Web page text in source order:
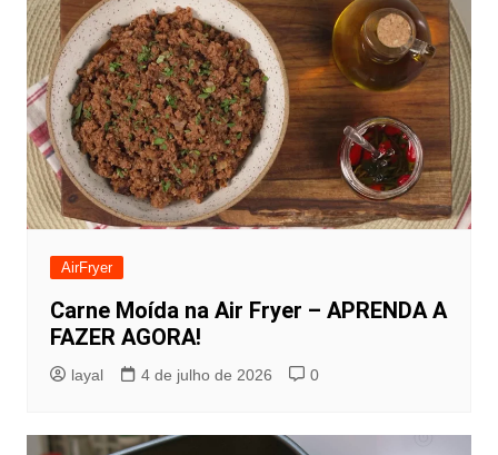
AirFryer
Carne Moída na Air Fryer – APRENDA A
FAZER AGORA!
layal 4 de julho de 2026 0